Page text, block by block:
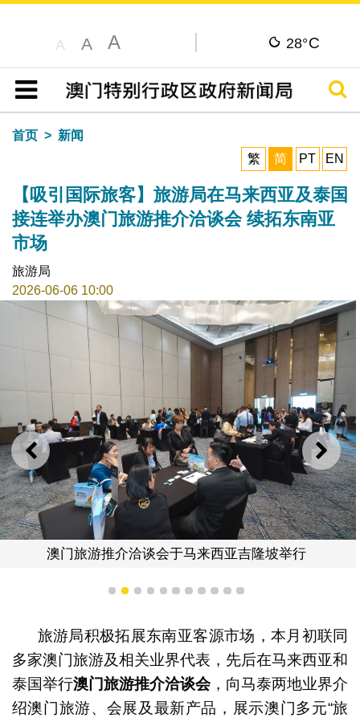
A A A 28°C
目录
搜寻
首页
新闻
繁
简 PT EN
【吸引国际旅客】旅游局在马来西亚及泰国
接连举办澳门旅游推介洽谈会 续拓东南亚
市场
旅游局
2026-06-06 10:00
上一则 下一
澳门旅游推介洽谈会于马来西亚吉隆坡举行
1 2 3 4 5 6 7 8 9 1011
旅游局积极拓展东南亚客源市场，本月初联同
多家澳门旅游及相关业界代表，先后在马来西亚和
泰国举行澳门旅游推介洽谈会，向马泰两地业界介
绍澳门旅游、会展及最新产品，展示澳门多元“旅